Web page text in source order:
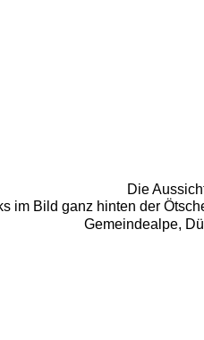
Die
im Bild ganz hinten der
Gemeindealpe,